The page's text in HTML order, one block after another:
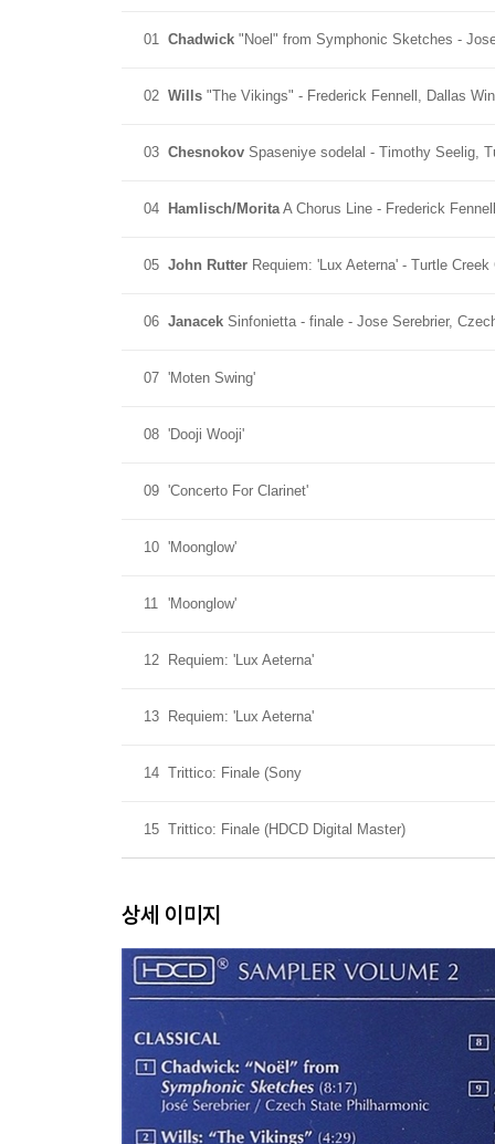
01 Chadwick "Noel" from Symphonic Sketches -
02 Wills "The Vikings" - Frederick Fennell, Dallas
03 Chesnokov Spaseniye sodelal - Timothy Seelig,
04 Hamlisch/MoritaA Chorus Line - Frederick
05 John Rutter Requiem: 'Lux Aeterna' - Turtle
06 Janacek Sinfonietta - finale - Jose Serebrier,
07 'Moten Swing'
08 'Dooji Wooji'
09 'Concerto For Clarinet'
10 'Moonglow'
11 'Moonglow'
12 Requiem: 'Lux Aeterna'
13 Requiem: 'Lux Aeterna'
14 Trittico: Finale (Sony
15 Trittico: Finale (HDCD Digital Master)
상세 이미지